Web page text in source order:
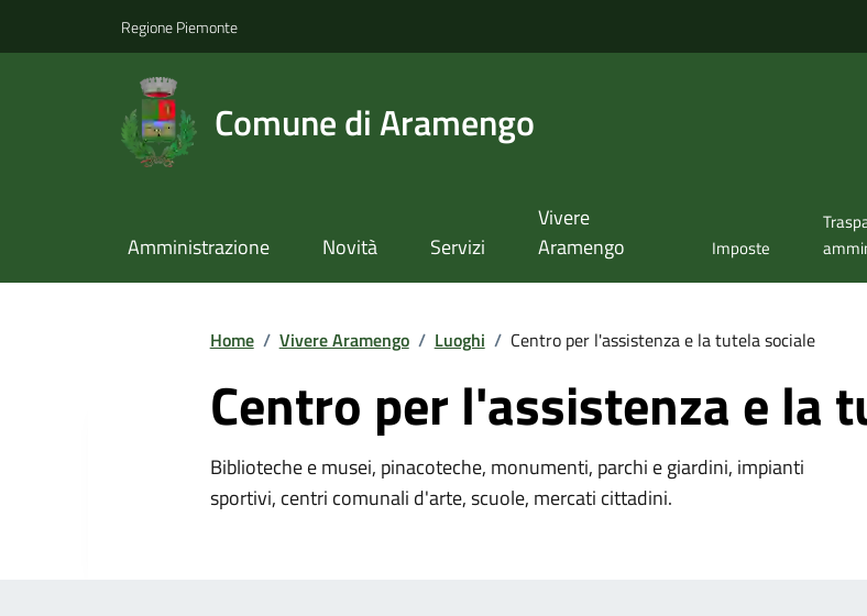
Regione Piemonte
Comune di Aramengo
Amministrazione Novità Servizi
Vivere
Aramengo
Imposte
Home / Vivere Aramengo / Luoghi / Centro per l'assistenza e la tutela sociale
Centro per l'assistenza e la
Biblioteche e musei, pinacoteche, monumenti, parchi e giardini, impianti
sportivi, centri comunali d'arte, scuole, mercati cittadini.